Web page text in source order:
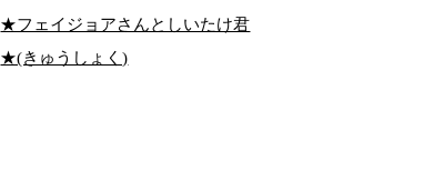
★フェイジョアさんとしいたけ君
★(きゅうしょく)